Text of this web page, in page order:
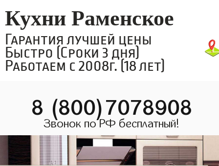
Кухни Раменское
Гарантия лучшей цены
Быстро (Сроки 3 дня)
Работаем с 2008г. (18 лет)
8 (800)7078908
Звонок по РФ бесплатный!